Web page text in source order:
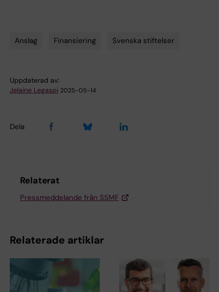
Anslag Finansiering Svenska stiftelser
Uppdaterad av:
Jelaine Legaspi 2025-05-14
Dela
Relaterat
Pressmeddelande från SSMF
Relaterade artiklar